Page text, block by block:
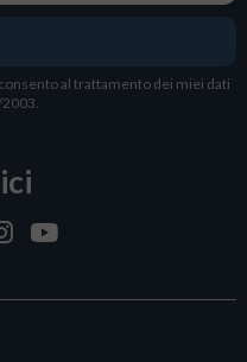
al trattamento dei miei dati